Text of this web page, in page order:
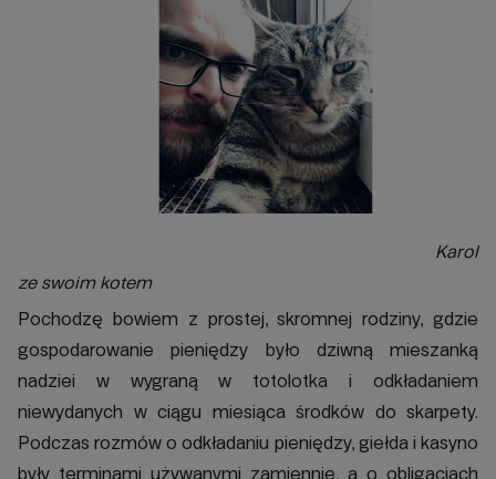
Karol
ze swoim kotem
Pochodzę bowiem z prostej, skromnej rodziny, gdzie
gospodarowanie pieniędzy było dziwną mieszanką
nadziei w wygraną w totolotka i odkładaniem
niewydanych w ciągu miesiąca środków do skarpety.
Podczas rozmów o odkładaniu pieniędzy, giełda i kasyno
były terminami używanymi zamiennie, a o obligacjach